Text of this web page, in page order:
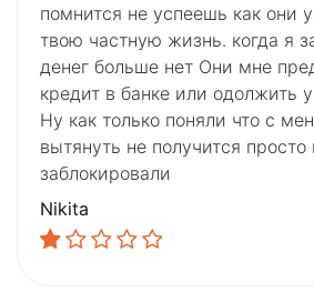
помнится не успеешь как они
твою частную жизнь. когда я
денег больше нет Они мне
кредит в банке или одолжить
Ну как только поняли что с
вытянуть не получится просто
заблокировали
Nikita